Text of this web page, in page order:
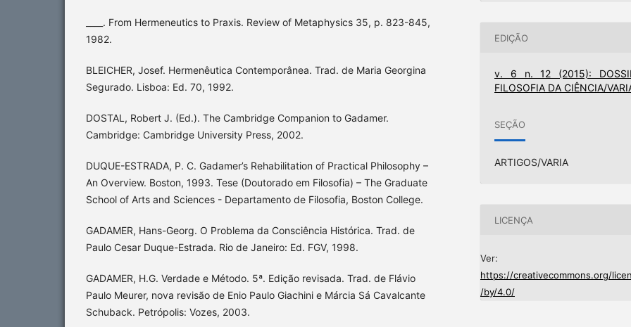
____. From Hermeneutics to Praxis. Review of Metaphysics 35, p. 823-845,
1982.
BLEICHER, Josef. Hermenêutica Contemporânea. Trad. de Maria Georgina
Segurado. Lisboa: Ed. 70, 1992.
DOSTAL, Robert J. (Ed.). The Cambridge Companion to Gadamer.
Cambridge: Cambridge University Press, 2002.
DUQUE-ESTRADA, P. C. Gadamer’s Rehabilitation of Practical Philosophy –
An Overview. Boston, 1993. Tese (Doutorado em Filosofia) – The Graduate
School of Arts and Sciences - Departamento de Filosofia, Boston College.
GADAMER, Hans-Georg. O Problema da Consciência Histórica. Trad. de
Paulo Cesar Duque-Estrada. Rio de Janeiro: Ed. FGV, 1998.
GADAMER, H.G. Verdade e Método. 5ª. Edição revisada. Trad. de Flávio
Paulo Meurer, nova revisão de Enio Paulo Giachini e Márcia Sá Cavalcante
Schuback. Petrópolis: Vozes, 2003.
EDIÇÃO
v. 6 n. 12 (2015):
FILOSOFIA DA CIÊNCIA/
SEÇÃO
ARTIGOS/VARIA
LICENÇA
Ver:
https://creativecommons.org/
/by/4.0/